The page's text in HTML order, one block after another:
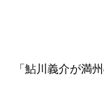
「鮎川義介が満